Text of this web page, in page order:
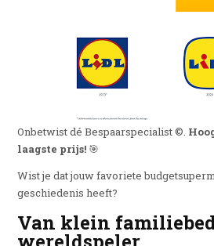
Onbetwist dé Bespaarspecialist ©.
laagste prijs!🎯
Wist je dat jouw favoriete
geschiedenis heeft?
Van klein